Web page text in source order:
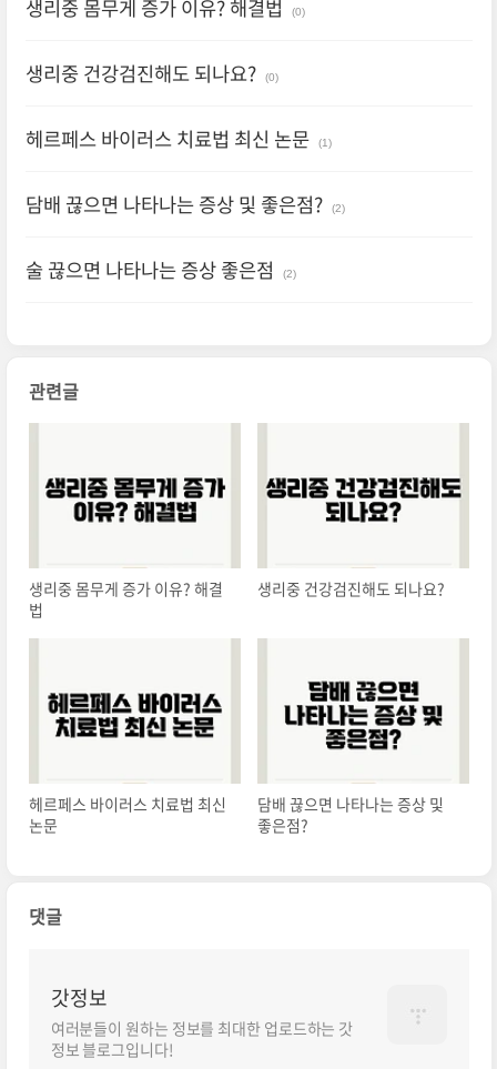
생리중 몸무게 증가 이유? 해결법 (0)
생리중 건강검진해도 되나요? (0)
헤르페스 바이러스 치료법 최신 논문 (1)
담배 끊으면 나타나는 증상 및 좋은점? (2)
술 끊으면 나타나는 증상 좋은점 (2)
관련글
생리중 몸무게 증가 이유? 해결
법
생리중 건강검진해도 되나요?
헤르페스 바이러스 치료법 최신
논문
담배 끊으면 나타나는 증상 및
좋은점?
댓글
갓정보
여러분들이 원하는 정보를 최대한 업로드하는 갓
정보 블로그입니다!